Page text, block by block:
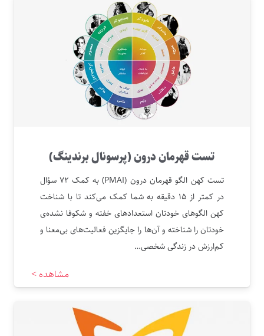
تست قهرمان درون (پرسونال برندینگ)
تست کهن‌ الگو قهرمان درون (PMAI) به کمک ۷۲ سؤال
در کمتر از ۱۵ دقیقه به شما کمک می‌کند تا با شناخت
کهن الگوهای خودتان استعدادهای خفته و شکوفا نشده‌ی
خودتان را شناخته و آن‌ها را جایگزین فعالیت‌های بی‌معنا و
کم‌ارزش در زندگی شخصی…
مشاهده >